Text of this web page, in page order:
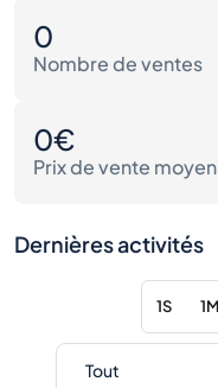
0
Nombre de ventes
0€
Prix de vente moyen
Dernières activités
1S 1M